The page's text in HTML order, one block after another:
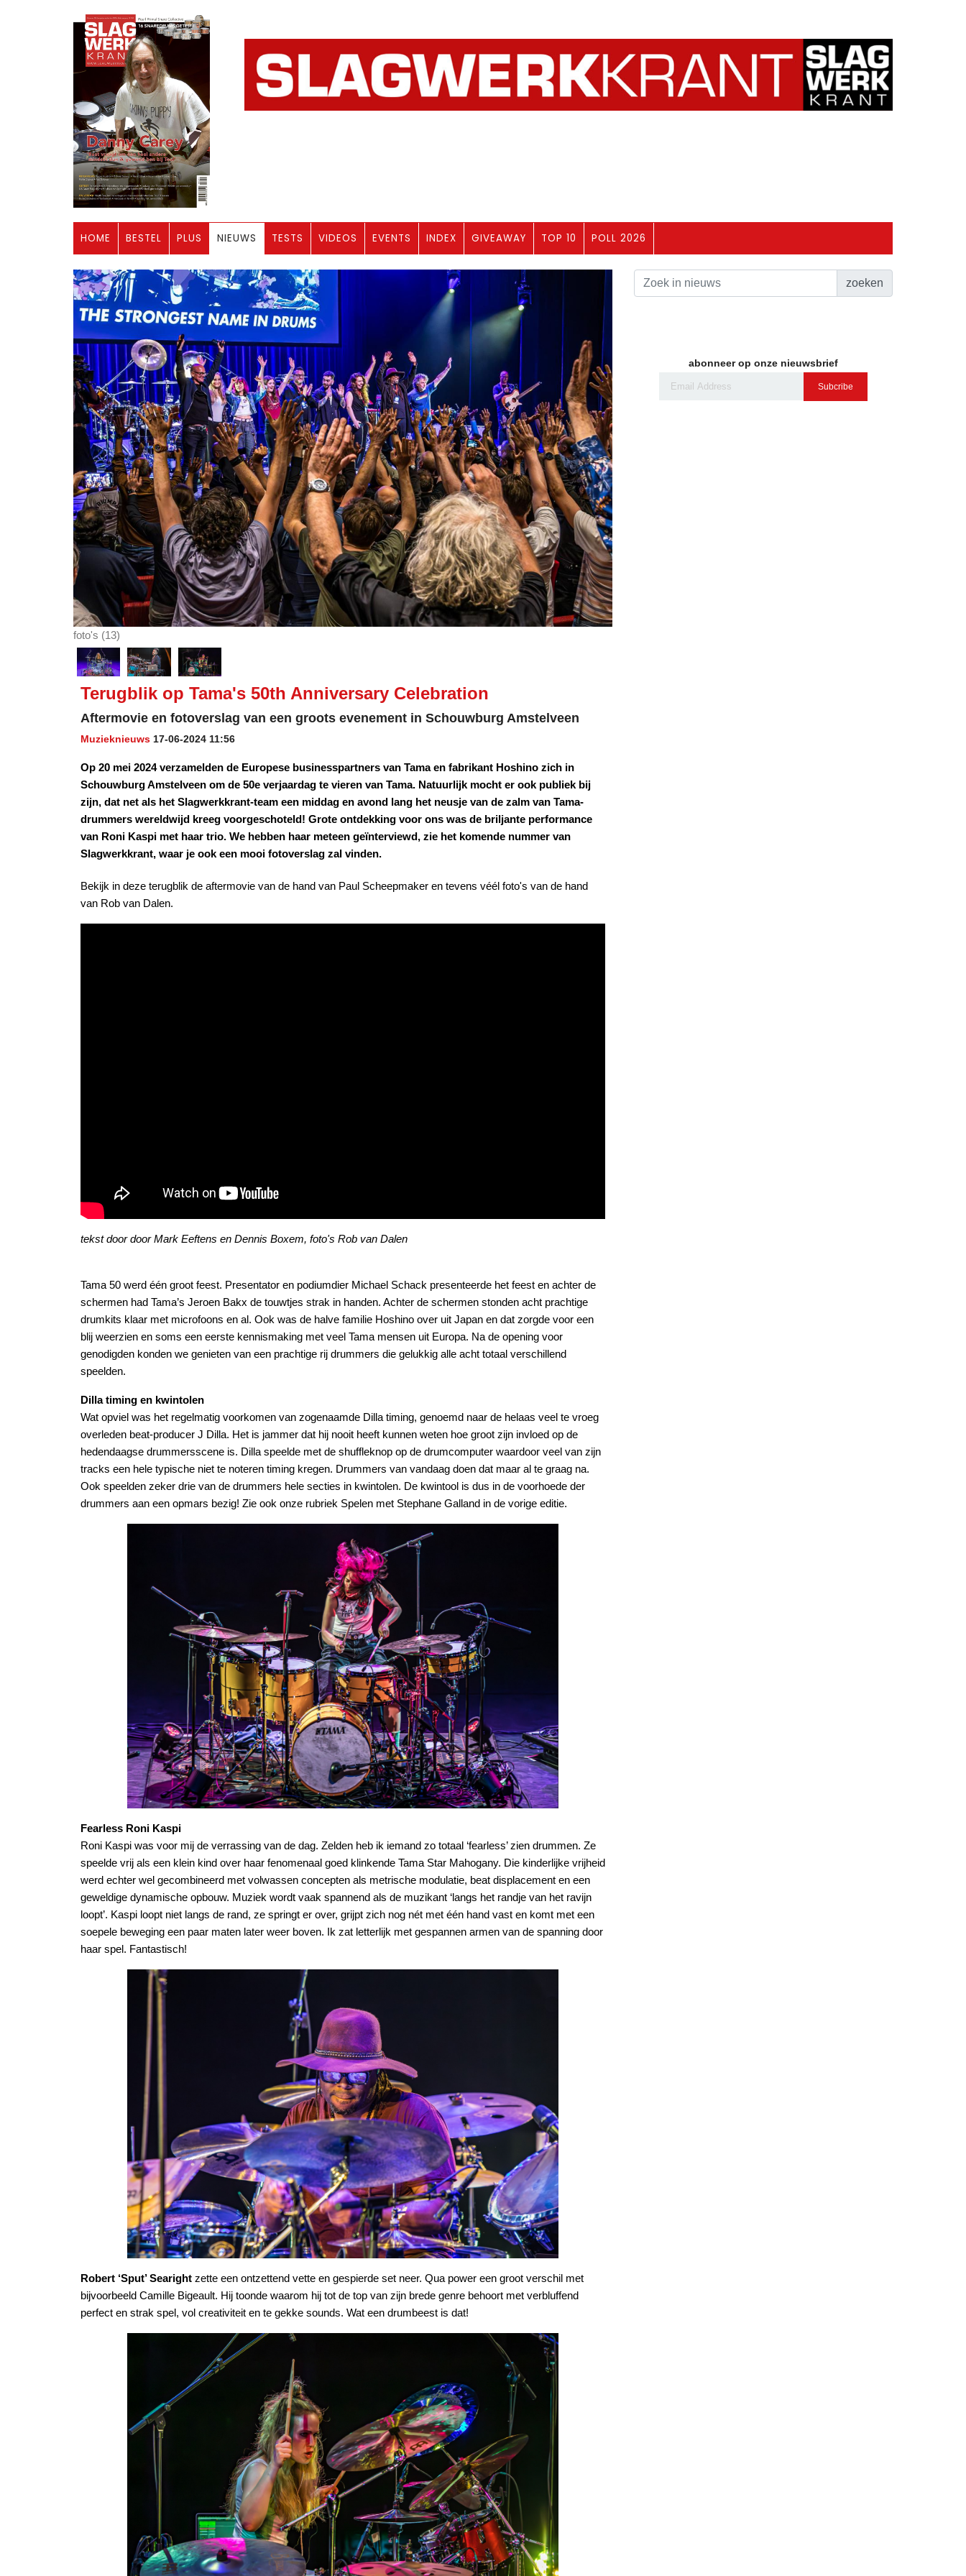
HOME BESTEL PLUS NIEUWS TESTS VIDEOS EVENTS INDEX GIVEAWAY TOP 10 POLL 2026
foto's (13)
Terugblik op Tama's 50th Anniversary Celebration
Aftermovie en fotoverslag van een groots evenement in Schouwburg Amstelveen
Muzieknieuws 17-06-2024 11:56
Op 20 mei 2024 verzamelden de Europese businesspartners van Tama en fabrikant Hoshino zich in
Schouwburg Amstelveen om de 50e verjaardag te vieren van Tama. Natuurlijk mocht er ook publiek bij
zijn, dat net als het Slagwerkkrant-team een middag en avond lang het neusje van de zalm van Tama-
drummers wereldwijd kreeg voorgeschoteld! Grote ontdekking voor ons was de briljante performance
van Roni Kaspi met haar trio. We hebben haar meteen geïnterviewd, zie het komende nummer van
Slagwerkkrant, waar je ook een mooi fotoverslag zal vinden.
Bekijk in deze terugblik de aftermovie van de hand van Paul Scheepmaker en tevens véél foto's van de hand
van Rob van Dalen.
tekst door door Mark Eeftens en Dennis Boxem, foto's Rob van Dalen
Tama 50 werd één groot feest. Presentator en podiumdier Michael Schack presenteerde het feest en achter de
schermen had Tama’s Jeroen Bakx de touwtjes strak in handen. Achter de schermen stonden acht prachtige
drumkits klaar met microfoons en al. Ook was de halve familie Hoshino over uit Japan en dat zorgde voor een
blij weerzien en soms een eerste kennismaking met veel Tama mensen uit Europa. Na de opening voor
genodigden konden we genieten van een prachtige rij drummers die gelukkig alle acht totaal verschillend
speelden.
Dilla timing en kwintolen
Wat opviel was het regelmatig voorkomen van zogenaamde Dilla timing, genoemd naar de helaas veel te vroeg
overleden beat-producer J Dilla. Het is jammer dat hij nooit heeft kunnen weten hoe groot zijn invloed op de
hedendaagse drummersscene is. Dilla speelde met de shuffleknop op de drumcomputer waardoor veel van zijn
tracks een hele typische niet te noteren timing kregen. Drummers van vandaag doen dat maar al te graag na.
Ook speelden zeker drie van de drummers hele secties in kwintolen. De kwintool is dus in de voorhoede der
drummers aan een opmars bezig! Zie ook onze rubriek Spelen met Stephane Galland in de vorige editie.
Fearless Roni Kaspi
Roni Kaspi was voor mij de verrassing van de dag. Zelden heb ik iemand zo totaal ‘fearless’ zien drummen. Ze
speelde vrij als een klein kind over haar fenomenaal goed klinkende Tama Star Mahogany. Die kinderlijke vrijheid
werd echter wel gecombineerd met volwassen concepten als metrische modulatie, beat displacement en een
geweldige dynamische opbouw. Muziek wordt vaak spannend als de muzikant ‘langs het randje van het ravijn
loopt’. Kaspi loopt niet langs de rand, ze springt er over, grijpt zich nog nét met één hand vast en komt met een
soepele beweging een paar maten later weer boven. Ik zat letterlijk met gespannen armen van de spanning door
haar spel. Fantastisch!
Robert ‘Sput’ Searight zette een ontzettend vette en gespierde set neer. Qua power een groot verschil met
bijvoorbeeld Camille Bigeault. Hij toonde waarom hij tot de top van zijn brede genre behoort met verbluffend
perfect en strak spel, vol creativiteit en te gekke sounds. Wat een drumbeest is dat!
zoeken
abonneer op onze nieuwsbrief
Subcribe